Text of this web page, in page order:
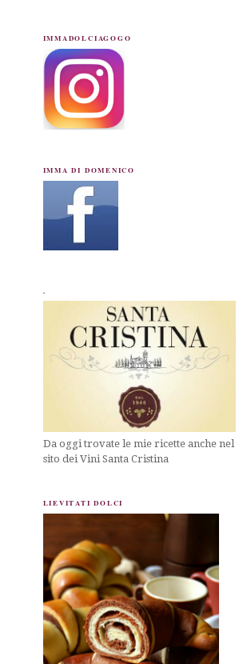
IMMADOLCIAGOGO
IMMA DI DOMENICO
.
Da oggi trovate le mie ricette anche nel
sito dei Vini Santa Cristina
LIEVITATI DOLCI